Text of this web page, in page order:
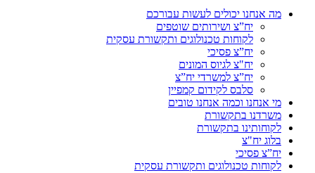
מה אנחנו יכולים לעשות עבורכם
יח”צ ושירותים שוטפים
לקוחות טכנולוגים ותקשורת עסקית
יח”צ פסיכי
יח"צ לגיוס המונים
יח”צ למשרדי יח”צ
סלבס לקידום קמפיין
מי אנחנו וכמה אנחנו טובים
משרדנו בתקשורת
לקוחותינו בתקשורת
בלוג יח"צ
יח”צ פסיכי
לקוחות טכנולוגים ותקשורת עסקית